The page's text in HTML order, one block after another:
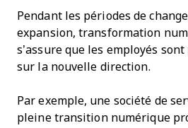
Pendant les périodes de
expansion, transformation
s’assure que les employés
sur la nouvelle direction.
Par exemple, une société de
pleine transition numérique